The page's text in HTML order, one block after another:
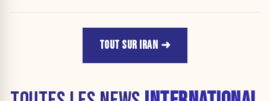
TOUT SUR IRAN